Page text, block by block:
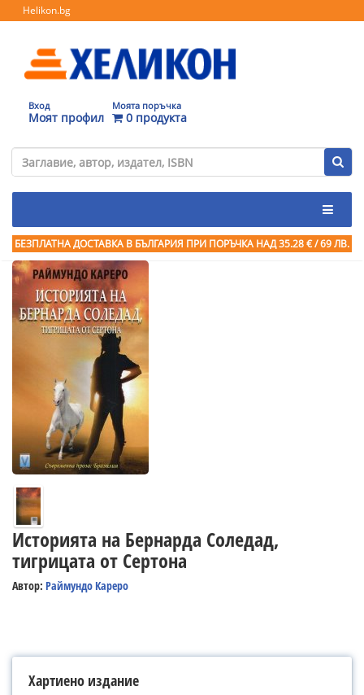
Helikon.bg
Вход
Моят профил
Моята поръчка
0 продукта
БЕЗПЛАТНА ДОСТАВКА В БЪЛГАРИЯ ПРИ ПОРЪЧКА НАД 35.28 € / 69 ЛВ.
Историята на Бернарда Соледад,
тигрицата от Сертона
Автор: Раймундо Кареро
Хартиено издание